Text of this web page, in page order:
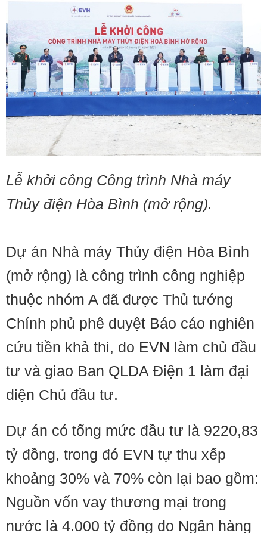
Lễ khởi công Công trình Nhà máy
Thủy điện Hòa Bình (mở rộng).
Dự án Nhà máy Thủy điện Hòa Bình
(mở rộng) là công trình công nghiệp
thuộc nhóm A đã được Thủ tướng
Chính phủ phê duyệt Báo cáo nghiên
cứu tiền khả thi, do EVN làm chủ đầu
tư và giao Ban QLDA Điện 1 làm đại
diện Chủ đầu tư.
Dự án có tổng mức đầu tư là 9220,83
tỷ đồng, trong đó EVN tự thu xếp
khoảng 30% và 70% còn lại bao gồm:
Nguồn vốn vay thương mại trong
nước là 4.000 tỷ đồng do Ngân hàng